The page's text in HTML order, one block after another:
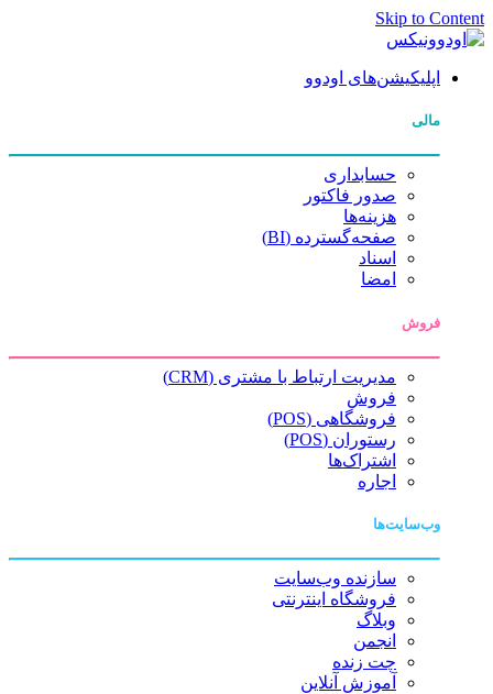
Skip to Content
اپلیکیشن‌های اودوو
مالی
حسابداری
صدور فاکتور
هزینه‌ها
صفحه‌گسترده (BI)
اسناد
امضا
فروش
مدیریت ارتباط با مشتری (CRM)
فروش
فروشگاهی (POS)
رستوران (POS)
اشتراک‌ها
اجاره
وب‌سایت‌ها
سازنده وب‌سایت
فروشگاه اینترنتی
وبلاگ
انجمن
چت زنده
آموزش آنلاین